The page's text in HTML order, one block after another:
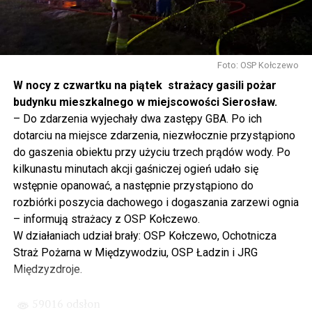
się tutaj nie kończy, Polska się tutaj zaczyna.
Gdyby nie determinacja rządu Prawa i Sprawiedliwości,
to tunel pod Świną do dzisiaj byłby w sferze
projektowania i dyskusji. Ważny tutaj był wkład
samorządu, ale to rząd PiS podjął w tej sprawie
najważniejsze decyzje. Powstał dzięki ogromnej
determinacji rządu najpierw Pani Premier Beaty Szydło,
a następnie Pana Premiera Mateusza Morawieckiego.
Chciałbym podziękować Panu Premierowi za to jak
osobiście pilnował powstania tej inwestycji. Cieszymy
się, że turyści również korzystają z tunelu, cieszymy się,
że wśród tych 4 milionów samochodów, które
przejechały już otwartym tunelem w Świnoujściu,
przyjechało tutaj do nas tak wielu turystów z zagranicy
– powiedział Wiceprezes PiS Joachim Brudziński w
Foto: OSP Kołczewo
W nocy z czwartku na piątek strażacy gasili pożar
budynku mieszkalnego w miejscowości Sierosław.
– Do zdarzenia wyjechały dwa zastępy GBA. Po ich
dotarciu na miejsce zdarzenia, niezwłocznie przystąpiono
do gaszenia obiektu przy użyciu trzech prądów wody. Po
kilkunastu minutach akcji gaśniczej ogień udało się
wstępnie opanować, a następnie przystąpiono do
rozbiórki poszycia dachowego i dogaszania zarzewi ognia
– informują strażacy z OSP Kołczewo.
W działaniach udział brały: OSP Kołczewo, Ochotnicza
Straż Pożarna w Międzywodziu, OSP Ładzin i JRG
Międzyzdroje.